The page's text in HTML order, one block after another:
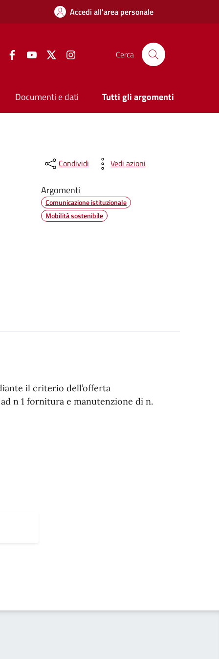
Accedi all'area personale
FacebookYouTube Twitter Cerca
Documenti e dati Tutti gli argomenti
Condividi Vedi azioni
Argomenti
Comunicazione istituzionale
Mobilità sostenibile
il criterio dell’offerta
n 1 fornitura e manutenzione di n.